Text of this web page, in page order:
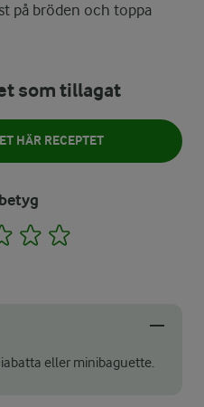
på bröden och toppa
som tillagat
HÄR RECEPTET
3 4
eller minibaguette.